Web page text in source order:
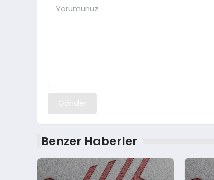
Gönder
Benzer Haberler